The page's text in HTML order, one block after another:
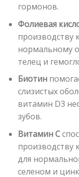
гормонов.
Фолиевая
производству
нормальному
телец и
Биотин
слизистых
витамин D3
зубов.
Витамин С
производству
для
селеном и